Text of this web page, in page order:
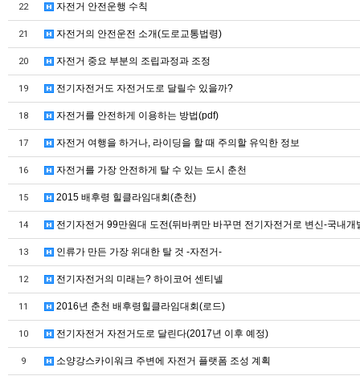
22 자전거 안전운행 수칙
21 자전거의 안전운전 소개(도로교통법령)
20 자전거 중요 부분의 조립과정과 조정
19 전기자전거도 자전거도로 달릴수 있을까?
18 자전거를 안전하게 이용하는 방법(pdf)
17 자전거 여행을 하거나, 라이딩을 할 때 주의할 유익한 정보
16 자전거를 가장 안전하게 탈 수 있는 도시 춘천
15 2015 배후령 힐클라임대회(춘천)
14 전기자전거 99만원대 도전(뒤바퀴만 바꾸면 전기자전거로 변신-국내개
13 인류가 만든 가장 위대한 탈 것 -자전거-
12 전기자전거의 미래는? 하이코어 센티넬
11 2016년 춘천 배후령힐클라임대회(로드)
10 전기자전거 자전거도로 달린다(2017년 이후 예정)
9 소양강스카이워크 주변에 자전거 플랫폼 조성 계획